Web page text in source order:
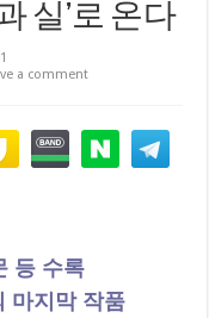
실’로 온다
a comment
등 수록
마지막 작품